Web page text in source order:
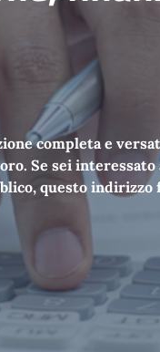
completa e
Se sei interessato
questo indirizzo